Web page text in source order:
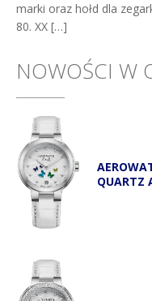
marki oraz hołd dla
80. XX […]
NOWOŚCI W
QUARTZ